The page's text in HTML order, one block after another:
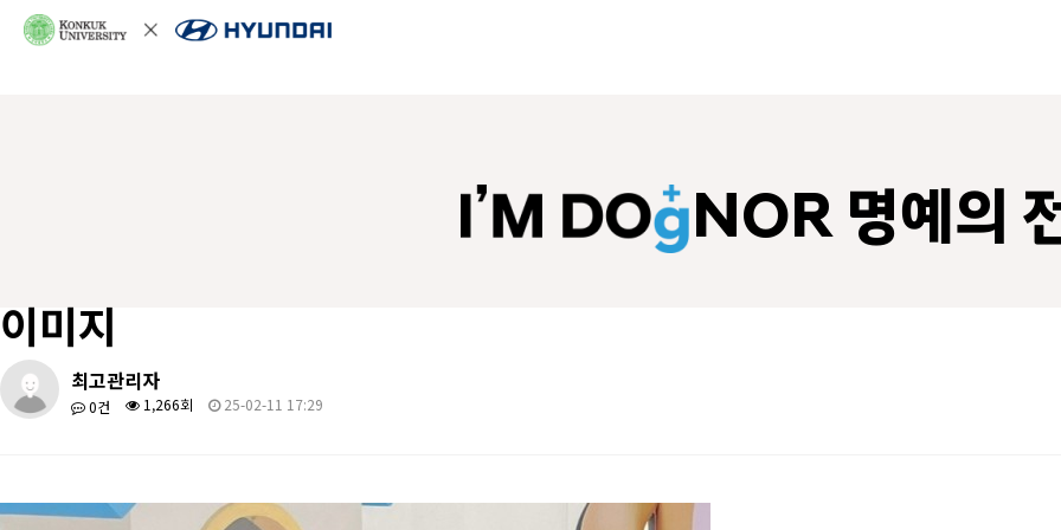
NOR 명예의
이미지
최고관리자
0건 1,266회 25-02-11 17:29